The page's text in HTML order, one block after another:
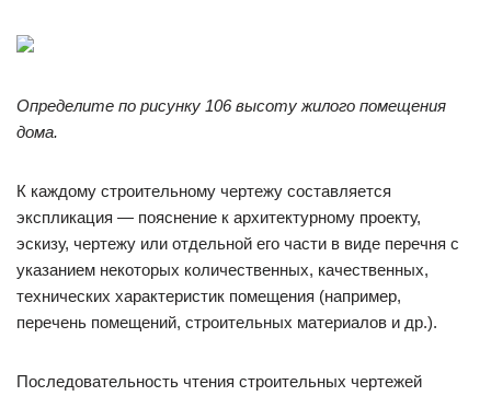
Определите по рисунку 106 высоту жилого помещения
дома.
К каждому строительному чертежу составляется
экспликация — пояснение к архитектурному проекту,
эскизу, чертежу или отдельной его части в виде перечня с
указанием некоторых количественных, качественных,
технических характеристик помещения (например,
перечень помещений, строительных материалов и др.).
Последовательность чтения строительных чертежей